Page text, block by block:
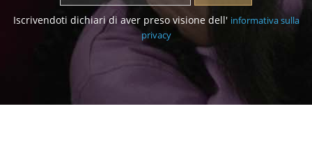
Iscrivendoti dichiari di aver preso visione dell' informativa sulla
privacy